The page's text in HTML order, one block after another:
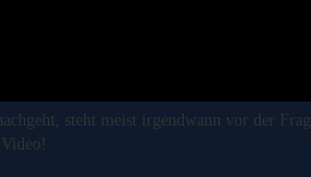
steht meist irgendwann vor der